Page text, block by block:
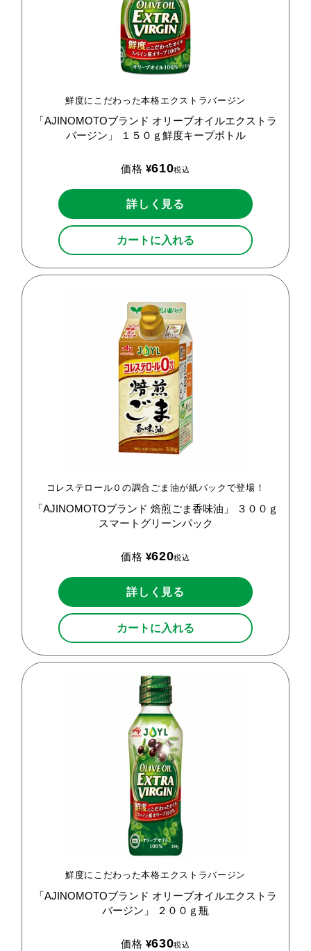
鮮度にこだわった本格エクストラバージン
「AJINOMOTOブランド オリーブオイルエクストラ
バージン」
１５０ｇ鮮度キープボトル
価格 ¥610税込
詳しく見る
カートに入れる
コレステロール０の調合ごま油が紙パックで登場！
「AJINOMOTOブランド 焙煎ごま香味油」
３００ｇ
スマートグリーンパック
価格 ¥620税込
詳しく見る
カートに入れる
鮮度にこだわった本格エクストラバージン
「AJINOMOTOブランド オリーブオイルエクストラ
バージン」
２００ｇ瓶
価格 ¥630税込